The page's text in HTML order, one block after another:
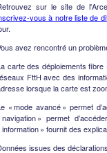
sur le site de
vous à notre liste de
avez rencontré un
carte des déploiements
FttH avec des
lorsque la carte est
« mode avancé » permet
navigation » permet
information » fournit des
issues des